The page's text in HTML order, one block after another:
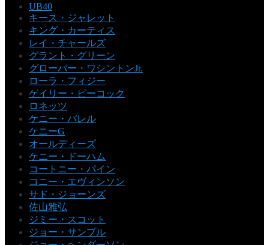
UB40
キース・ジャレット
キング・カーティス
レイ・チャールズ
グラント・グリーン
グローバー・ワシントンJr.
ローラ・フィジー
ゲイリー・ピーコック
ロネッツ
ケニー・バレル
ケニーG
オールディーズ
ケニー・ドーハム
コートニー・パイン
コニー・エヴィンソン
サド・ジョーンズ
佐山雅弘
ジミー・スコット
ジョー・サンプル